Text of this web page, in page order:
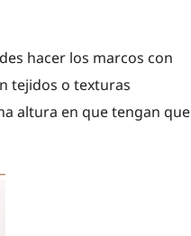
hacer los marcos con
tejidos o texturas
altura en que tengan que